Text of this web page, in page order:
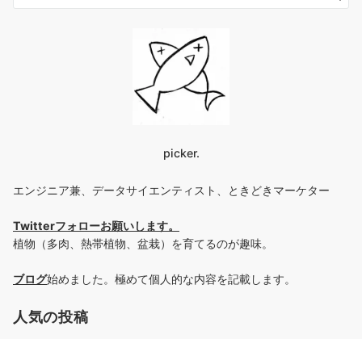
picker.
エンジニア兼、データサイエンティスト、ときどきマーケター
Twitterフォローお願いします。
植物（多肉、熱帯植物、盆栽）を育てるのが趣味。
ブログ始めました。極めて個人的な内容を記載します。
人気の投稿